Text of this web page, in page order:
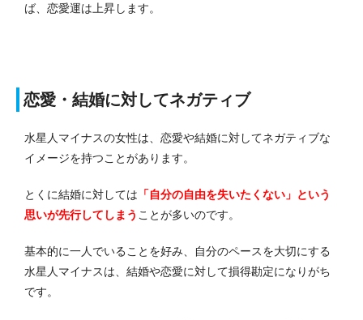
ば、恋愛運は上昇します。
恋愛・結婚に対してネガティブ
水星人マイナスの女性は、恋愛や結婚に対してネガティブな
イメージを持つことがあります。
とくに結婚に対しては 「自分の自由を失いたくない」という
思いが先行してしまう ことが多いのです。
基本的に一人でいることを好み、自分のペースを大切にする
水星人マイナスは、結婚や恋愛に対して損得勘定になりがち
です。